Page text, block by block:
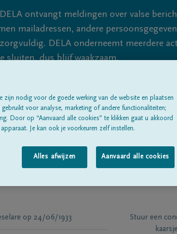
DELA ontvangt meldingen over valse
mailadressen, andere
DELA onderneemt meerdere
sluiten, dus blijf waakzaam.
Alle rouwberichtenOver ons
op 24/06/1933
Stuur een
zijn nodig voor de goede werking van de website en plaatsen
voor analyse, marketing of andere functionaliteiten;
Door op “Aanvaard alle cookies” te klikken gaat u akkoord
Je kan ook je voorkeuren zelf instellen.
Alles afwijzen Aanvaard alle cookies